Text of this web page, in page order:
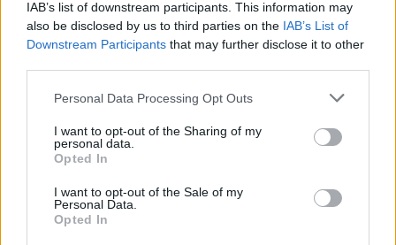
IAB’s list of downstream participants. This information may
also be disclosed by us to third parties on the IAB’s List of
Downstream Participants that may further disclose it to other
Please note that this website/app uses one or more Google
not limited to your visit or usage behaviour. You may click to
grant or deny consent to Google and its third-party tags to
use your data for below specified purposes in below Google
consent section.
Personal Data Processing Opt Outs
I want to opt-out of the Sharing of my
personal data.
Opted In
I want to opt-out of the Sale of my
Personal Data.
Opted In